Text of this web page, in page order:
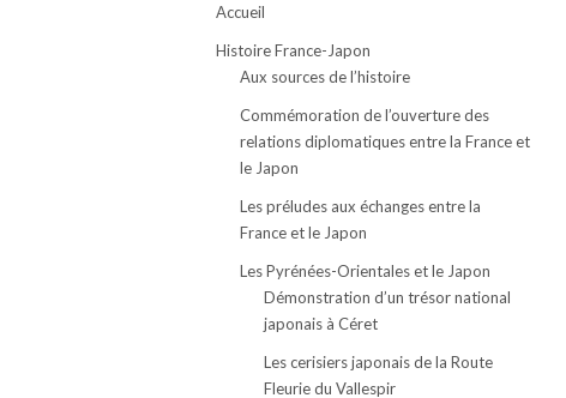
Accueil
Histoire France-Japon
Aux sources de l’histoire
Commémoration de l’ouverture des
relations diplomatiques entre la France et
le Japon
Les préludes aux échanges entre la
France et le Japon
Les Pyrénées-Orientales et le Japon
Démonstration d’un trésor national
japonais à Céret
Les cerisiers japonais de la Route
Fleurie du Vallespir